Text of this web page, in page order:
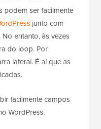
podem ser facilmente
junto com
entanto, às vezes
do loop. Por
lateral. É aí que as
facilmente campos
WordPress.